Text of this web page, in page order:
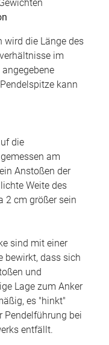
wird die Länge des
im
kann
die
am
Anstoßen der
Weite des
2 cm größer sein
sind mit einer
bewirkt, dass sich
und
Lage zum Anker
es "hinkt"
Pendelführung bei
entfällt.